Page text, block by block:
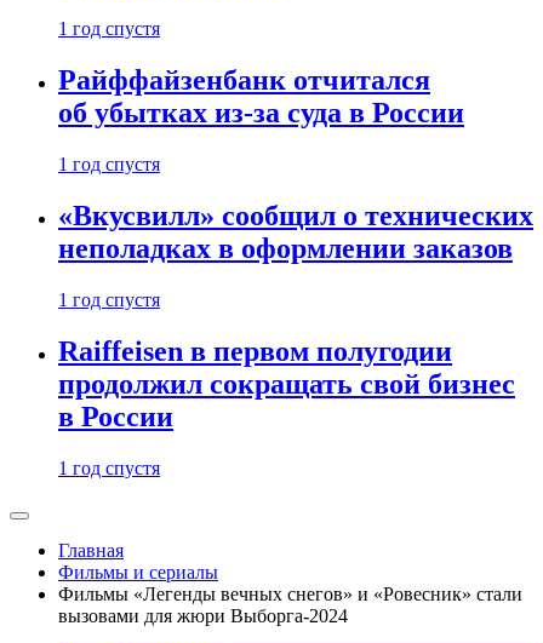
1 год спустя
Райффайзенбанк отчитался
об убытках из-за суда в России
1 год спустя
«Вкусвилл» сообщил о технических
неполадках в оформлении заказов
1 год спустя
Raiffeisen в первом полугодии
продолжил сокращать свой бизнес
в России
1 год спустя
Главная
Фильмы и сериалы
Фильмы «Легенды вечных снегов» и «Ровесник» стали
вызовами для жюри Выборга-2024